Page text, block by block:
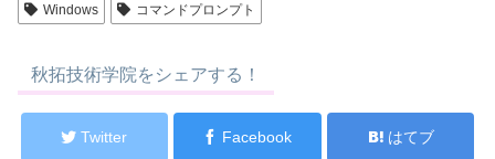
Windows コマンドプロンプト
秋拓技術学院をシェアする！
Twitter Facebook はてブ